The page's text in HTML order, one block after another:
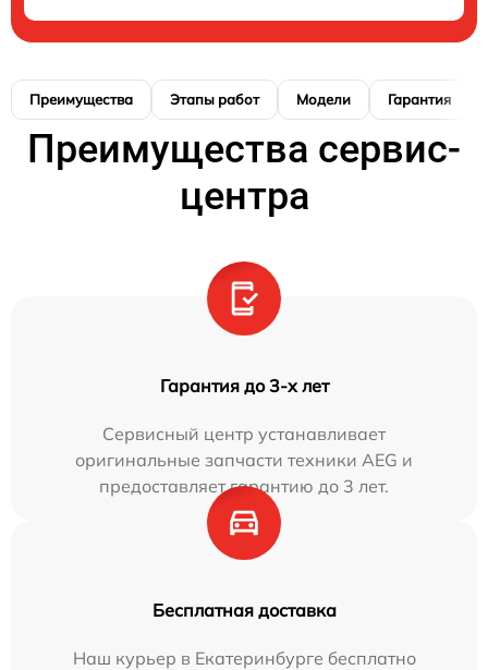
Преимущества Этапы работ Модели Гарантия
Преимущества сервис-
центра
Гарантия до 3-х лет
Сервисный центр устанавливает
оригинальные запчасти техники AEG и
предоставляет гарантию до 3 лет.
Бесплатная доставка
Наш курьер в Екатеринбурге бесплатно